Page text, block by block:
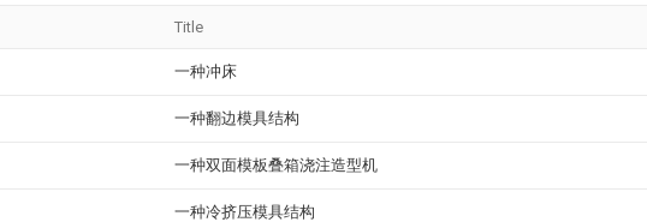
Title
一种冲床
一种翻边模具结构
一种双面模板叠箱浇注造型机
一种冷挤压模具结构